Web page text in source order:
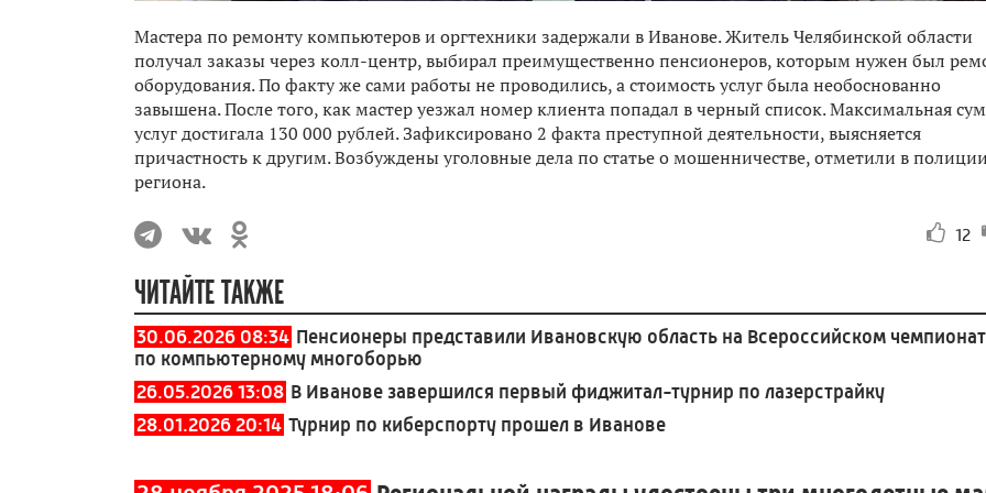
Мастера по ремонту компьютеров и оргтехники задержали в Иванове. Житель Челябинской области
получал заказы через колл-центр, выбирал преимущественно пенсионеров, которым нужен был
оборудования. По факту же сами работы не проводились, а стоимость услуг была необоснованно
завышена. После того, как мастер уезжал номер клиента попадал в черный список. Максимальная
услуг достигала 130 000 рублей. Зафиксировано 2 факта преступной деятельности, выясняется
причастность к другим. Возбуждены уголовные дела по статье о мошенничестве, отметили в полиции
региона.
12
ЧИТАЙТЕ ТАКЖЕ
30.06.2026 08:34 Пенсионеры представили Ивановскую область на Всероссийском
по компьютерному многоборью
26.05.2026 13:08 В Иванове завершился первый фиджитал-турнир по лазерстрайку
28.01.2026 20:14 Турнир по киберспорту прошел в Иванове